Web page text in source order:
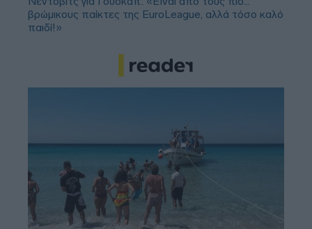
βρώμικους παίκτες της EuroLeague, αλλά τόσο καλό
παιδί!»